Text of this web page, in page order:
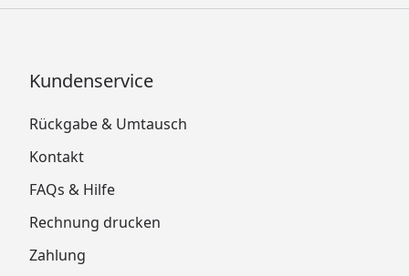
Kundenservice
Rückgabe & Umtausch
Kontakt
FAQs & Hilfe
Rechnung drucken
Zahlung